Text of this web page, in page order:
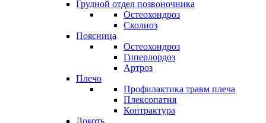
Грудной отдел позвоночника
Остеохондроз
Сколиоз
Поясница
Остеохондроз
Гиперлордоз
Артроз
Плечо
Профилактика травм плеча
Плексопатия
Контрактура
Локоть